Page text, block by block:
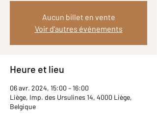
Aucun billet en vente
Voir d'autres événements
Heure et lieu
06 avr. 2024, 15:00 – 16:00
Liège, Imp. des Ursulines 14, 4000 Liège,
Belgique